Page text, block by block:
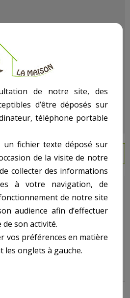
ASTRAL pour modèles
Refoulement ASTRAL pour modèles
de notre site, des
d’être déposés sur
téléphone portable
un fichier texte déposé sur
de la visite de notre
collecter des informations
à votre navigation, de
de notre site
audience afin d’effectuer
son activité.
vos préférences en matière
les onglets à gauche.